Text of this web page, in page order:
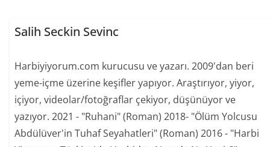
Salih Seckin Sevinc
Harbiyiyorum.com kurucusu ve yazarı. 2009'dan beri
yeme-içme üzerine keşifler yapıyor. Araştırıyor, yiyor,
içiyor, videolar/fotoğraflar çekiyor, düşünüyor ve
yazıyor. 2021 - "Ruhani" (Roman) 2018- "Ölüm Yolcusu
Abdülüver'in Tuhaf Seyahatleri" (Roman) 2016 - "Harbi